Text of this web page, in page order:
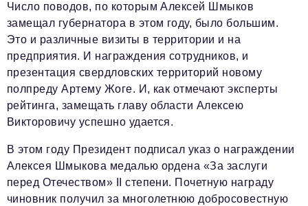
Число поводов, по которым Алексей Шмыков
замещал губернатора в этом году, было большим.
Это и различные визиты в территории и на
предприятия. И награждения сотрудников, и
презентация свердловских территорий новому
полпреду Артему Жоге. И, как отмечают эксперты
рейтинга, замещать главу области Алексею
Викторовичу успешно удается.
В этом году Президент подписал указ о награждении
Алексея Шмыкова медалью ордена «За заслуги
перед Отечеством» II степени. Почетную награду
чиновник получил за многолетнюю добросовестную